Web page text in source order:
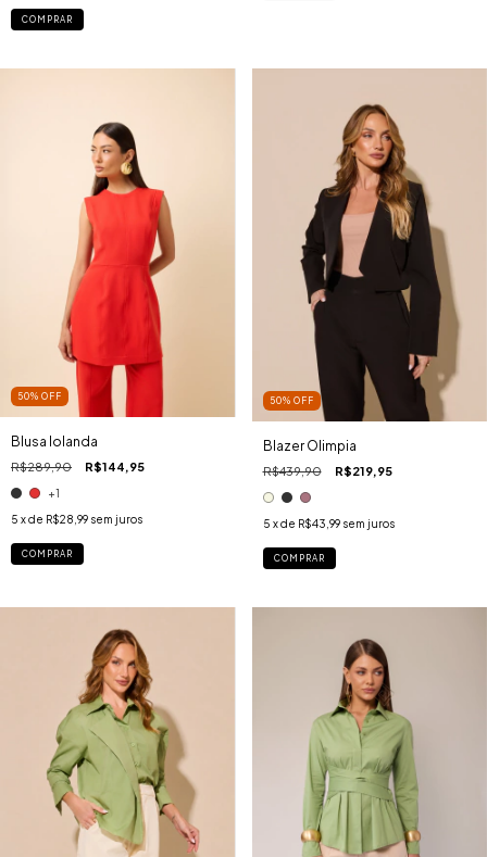
COMPRAR
50% OFF
Blusa Iolanda
R$289,90 R$144,95
+1
5 x de R$28,99 sem juros
COMPRAR
50% OFF
Blazer Olimpia
R$439,90 R$219,95
5 x de R$43,99 sem juros
COMPRAR